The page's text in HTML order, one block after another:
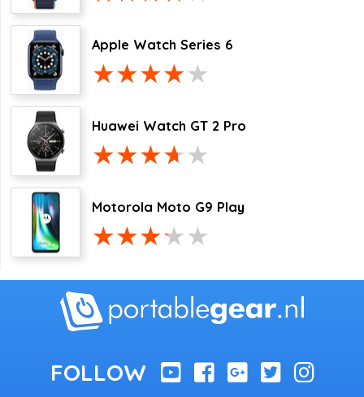
Apple Watch Series 6
Huawei Watch GT 2 Pro
Motorola Moto G9 Play